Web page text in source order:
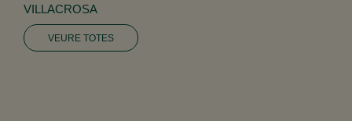
VILLACROSA
VEURE TOTES